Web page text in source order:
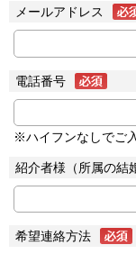
メールアドレス
電話番号
※ハイフンなしでご
紹介者様（所属の結
希望連絡方法